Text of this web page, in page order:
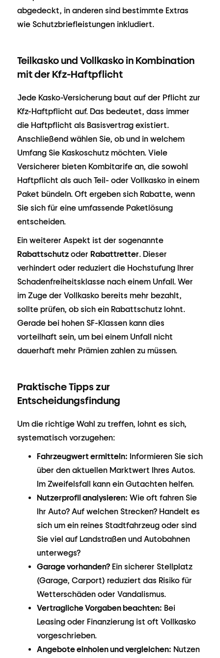
abgedeckt, in anderen sind bestimmte Extras
wie Schutzbriefleistungen inkludiert.
Teilkasko und Vollkasko in Kombination
mit der Kfz-Haftpflicht
Jede Kasko-Versicherung baut auf der Pflicht zur
Kfz-Haftpflicht auf. Das bedeutet, dass immer
die Haftpflicht als Basisvertrag existiert.
Anschließend wählen Sie, ob und in welchem
Umfang Sie Kaskoschutz möchten. Viele
Versicherer bieten Kombitarife an, die sowohl
Haftpflicht als auch Teil- oder Vollkasko in einem
Paket bündeln. Oft ergeben sich Rabatte, wenn
Sie sich für eine umfassende Paketlösung
entscheiden.
Ein weiterer Aspekt ist der sogenannte
Rabattschutz oder Rabattretter. Dieser
verhindert oder reduziert die Hochstufung Ihrer
Schadenfreiheitsklasse nach einem Unfall. Wer
im Zuge der Vollkasko bereits mehr bezahlt,
sollte prüfen, ob sich ein Rabattschutz lohnt.
Gerade bei hohen SF-Klassen kann dies
vorteilhaft sein, um bei einem Unfall nicht
dauerhaft mehr Prämien zahlen zu müssen.
Praktische Tipps zur
Entscheidungsfindung
Um die richtige Wahl zu treffen, lohnt es sich,
systematisch vorzugehen:
Fahrzeugwert ermitteln: Informieren Sie sich
über den aktuellen Marktwert Ihres Autos.
Im Zweifelsfall kann ein Gutachten helfen.
Nutzerprofil analysieren: Wie oft fahren Sie
Ihr Auto? Auf welchen Strecken? Handelt es
sich um ein reines Stadtfahrzeug oder sind
Sie viel auf Landstraßen und Autobahnen
unterwegs?
Garage vorhanden? Ein sicherer Stellplatz
(Garage, Carport) reduziert das Risiko für
Wetterschäden oder Vandalismus.
Vertragliche Vorgaben beachten: Bei
Leasing oder Finanzierung ist oft Vollkasko
vorgeschrieben.
Angebote einholen und vergleichen: Nutzen